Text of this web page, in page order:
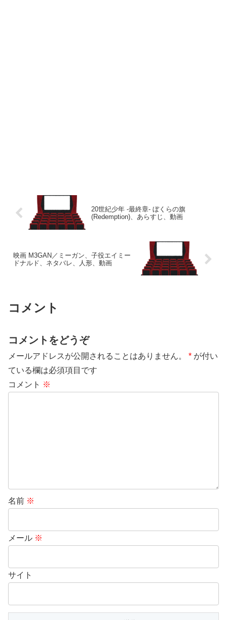
20世紀少年 -最終章- ぼくらの旗
(Redemption)、あらすじ、動画
映画 M3GAN／ミーガン、子役エイミー
ドナルド、ネタバレ、人形、動画
コメント
コメントをどうぞ
メールアドレスが公開されることはありません。 * が付い
ている欄は必須項目です
コメント ※
名前 ※
メール ※
サイト